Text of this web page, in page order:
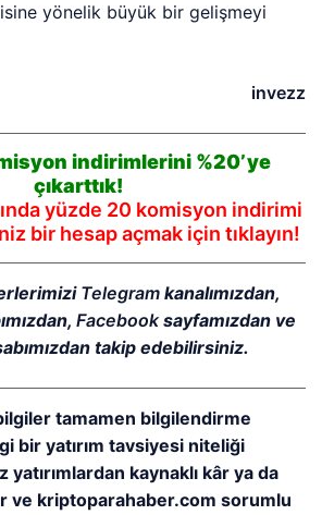
yönelik büyük bir gelişmeyi
invezz
indirimlerini %20’ye
çıkarttık!
yüzde 20 komisyon indirimi
bir hesap açmak için tıklayın!
Telegram kanalımızdan,
Facebooksayfamızdan ve
takip edebilirsiniz.
tamamen bilgilendirme
bir yatırım tavsiyesi niteliği
yatırımlardan kaynaklı kâr ya da
ve kriptoparahaber.com sorumlu